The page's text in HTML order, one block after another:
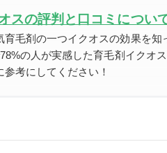
スの評判と口コミについ
育毛剤の一つイクオスの効果を知
の人が実感した育毛剤イクオ
考にしてください！